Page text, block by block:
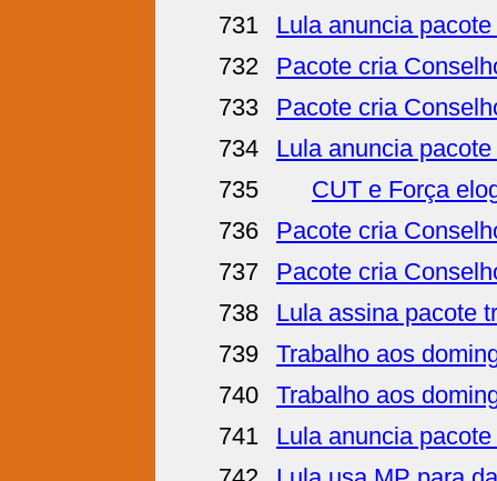
731
Lula anuncia
732
Pacote cria
733
Pacote cria
734
Lula anuncia
735
CUT e Força
736
Pacote cria
737
Pacote cria
738
Lula assina pacote
739
Trabalho aos
740
Trabalho aos
741
Lula anuncia